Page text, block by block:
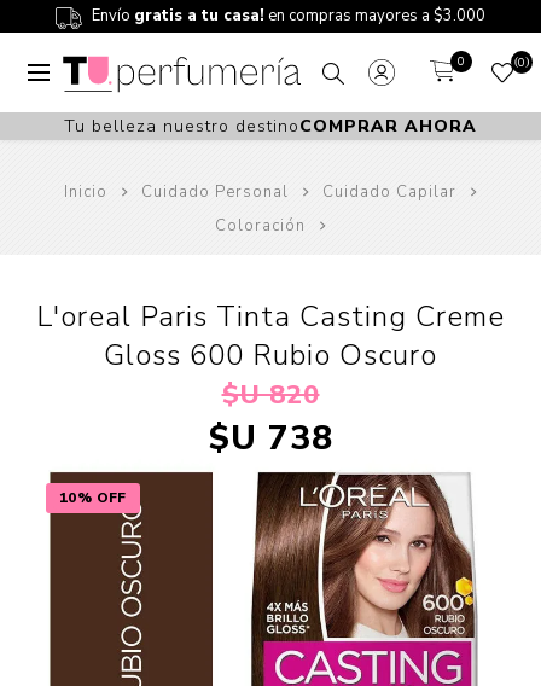
Envío gratis a tu casa! en compras mayores a $3.000
0 0
Tu belleza nuestro destinoCOMPRAR AHORA
Inicio Cuidado Personal
Cuidado Capilar
Coloración
10% OFF
L'oreal Paris Tinta Casting Creme
Gloss 600 Rubio Oscuro
$U 820
$U 738